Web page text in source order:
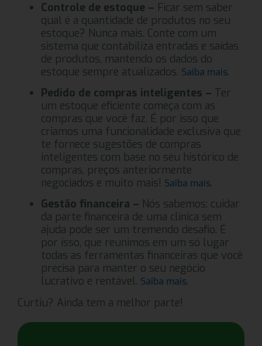
Controle de estoque – Ficar sem saber
qual é a quantidade de produtos no seu
estoque? Nunca mais. Conte com um
sistema que contabiliza entradas e saídas
de produtos, mantendo os dados do
estoque sempre atualizados. Saiba mais.
Pedido de compras inteligentes – Ter
um estoque eficiente começa com as
compras que você faz. É por isso que
criamos uma funcionalidade exclusiva que
te fornece sugestões de compras
inteligentes com base no seu histórico de
compras, preços anteriormente
negociados e muito mais! Saiba mais.
Gestão financeira – Nós sabemos: cuidar
da parte financeira de uma clínica sem
ajuda pode ser um tremendo desafio. É
por isso, que reunimos em um só lugar
todas as ferramentas financeiras que você
precisa para manter o seu negócio
lucrativo e rentável. Saiba mais.
Curtiu? Ainda tem a melhor parte!